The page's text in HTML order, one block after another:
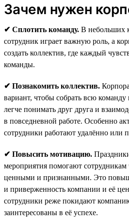
Зачем нужен
✔ Сплотить команду. В небольших
сотрудник играет важную роль, а
создать коллектив, где каждый
команды.
✔ Познакомить коллектив.
вариант, чтобы собрать всю
легче понимать друг друга и
в повседневной работе. Особенно
сотрудники работают удалённо или
✔ Повысить мотивацию.
мероприятия помогают сотрудникам
ценными и признанными. Это
и приверженность компании и её
сотрудники реже покидают
заинтересованы в её успехе.